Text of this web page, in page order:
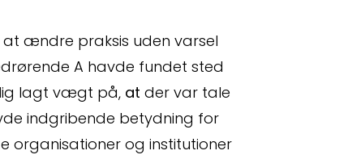
ændre praksis uden varsel
A havde fundet sted
lagt vægt på, at der var tale
indgribende betydning for
organisationer og institutioner